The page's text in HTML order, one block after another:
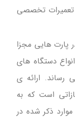
تعمیرات تخصصی
پارت هایی مجزا
دستگاه های
رساند. ارائه ی
است که به
ذکر شده در